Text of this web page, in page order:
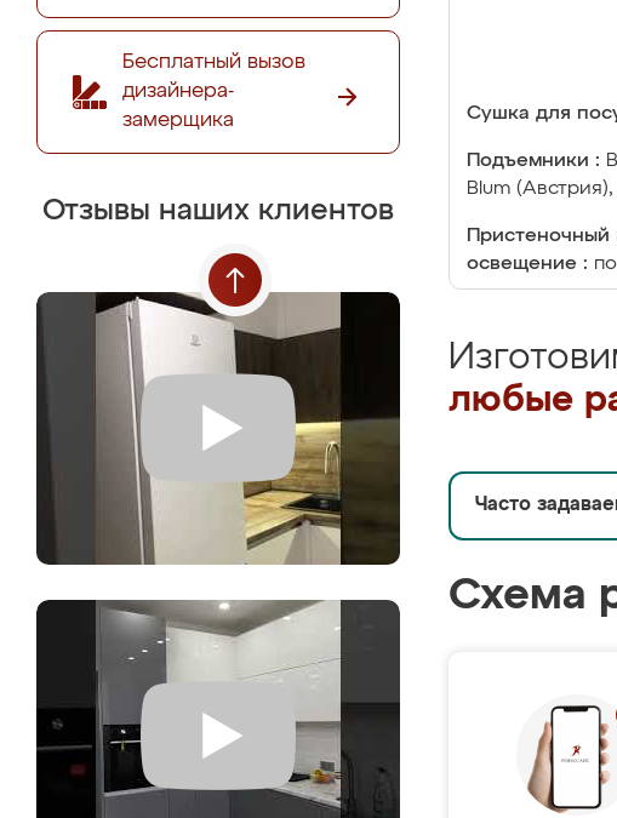
Бесплатный вызов
дизайнера-
замерщика
Отзывы наших клиентов
Сушка для
Подъемники :
Blum
Пристеночный
освещение :
любые
Часто
Схема